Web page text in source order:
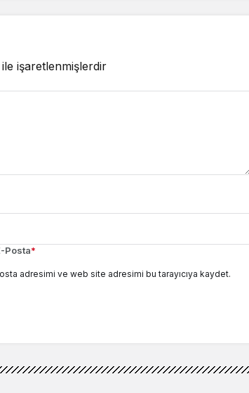
ile işaretlenmişlerdir
Posta*
adresimi ve web site adresimi bu tarayıcıya kaydet.